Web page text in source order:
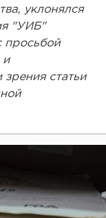
уклонялся
"УИБ"
просьбой
и
зрения статьи